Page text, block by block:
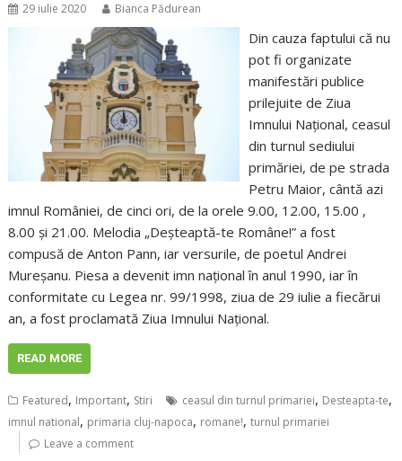
29 iulie 2020 Bianca Pădurean
Din cauza faptului că nu
pot fi organizate
manifestări publice
prilejuite de Ziua
Imnului Național, ceasul
din turnul sediului
primăriei, de pe strada
Petru Maior, cântă azi
imnul României, de cinci ori, de la orele 9.00, 12.00, 15.00 ,
8.00 și 21.00. Melodia „Deşteaptă-te Române!” a fost
compusă de Anton Pann, iar versurile, de poetul Andrei
Mureşanu. Piesa a devenit imn naţional în anul 1990, iar în
conformitate cu Legea nr. 99/1998, ziua de 29 iulie a fiecărui
an, a fost proclamată Ziua Imnului Naţional.
READ MORE
Featured, Important, Stiri ceasul din turnul primariei, Desteapta-te,
imnul national, primaria cluj-napoca, romane!,turnul primariei
Leave a comment